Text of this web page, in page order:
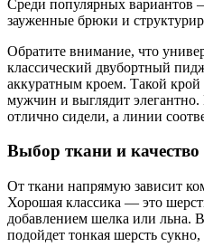
Среди популярных вариантов
зауженные брюки и
Обратите внимание, что
классический двубортный
аккуратным кроем. Такой
мужчин и выглядит
отлично сидели, а линии
Выбор ткани и качество
От ткани напрямую зависит
Хорошая классика — это
добавлением шелка или льна.
подойдет тонкая шерсть